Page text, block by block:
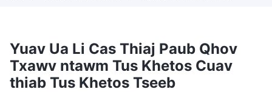
Yuav Ua Li Cas Thiaj Paub Qhov
Txawv ntawm Tus Khetos Cuav
thiab Tus Khetos Tseeb